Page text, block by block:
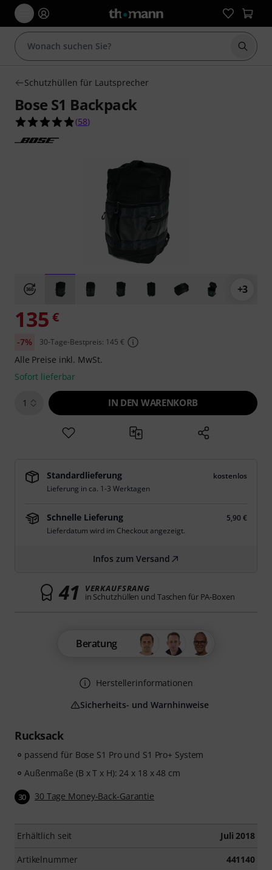
Suche
Schutzhüllen für Lautsprecher
Bose S1 Backpack
4.8 von 5 Sternen aus 58 Kundenbewertungen
(58)
+3
Rucksack
passend für Bose S1 Pro und S1 Pro+ System
Außenmaße (B x T x H): 24 x 18 x 48 cm
30 30 Tage Money-Back-Garantie
Erhältlich seit Juli 2018
Artikelnummer 441140
135 €
-7% 30-Tage-Bestpreis: 145 €
Alle Preise inkl. MwSt.
Sofort lieferbar
1 IN DEN WARENKORB
Standardlieferung
kostenlos
Lieferung in ca. 1-3 Werktagen
Schnelle Lieferung
5,90 €
Lieferdatum wird im Checkout angezeigt.
Infos zum Versand
41 VERKAUFSRANG
in Schutzhüllen und Taschen für PA-Boxen
Beratung
Herstellerinformationen
Sicherheits- und Warnhinweise